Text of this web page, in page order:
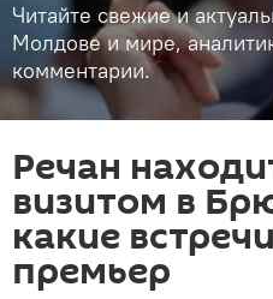
Читайте свежие и
Молдове и мире,
комментарии.
Речан
визитом в
какие
премьер